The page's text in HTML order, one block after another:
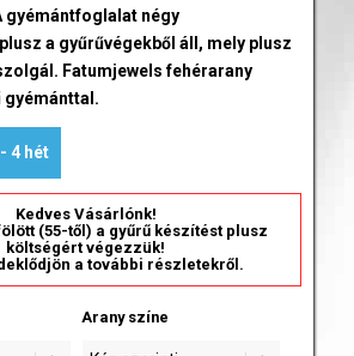
gyémántfoglalat négy
a gyűrűvégekből áll, mely plusz
Fatumjewels fehérarany
gyémánttal.
4 hét
Kedves Vásárlónk!
(55-től) a gyűrű készítést plusz
költségért végezzük!
a további részletekről.
Arany színe